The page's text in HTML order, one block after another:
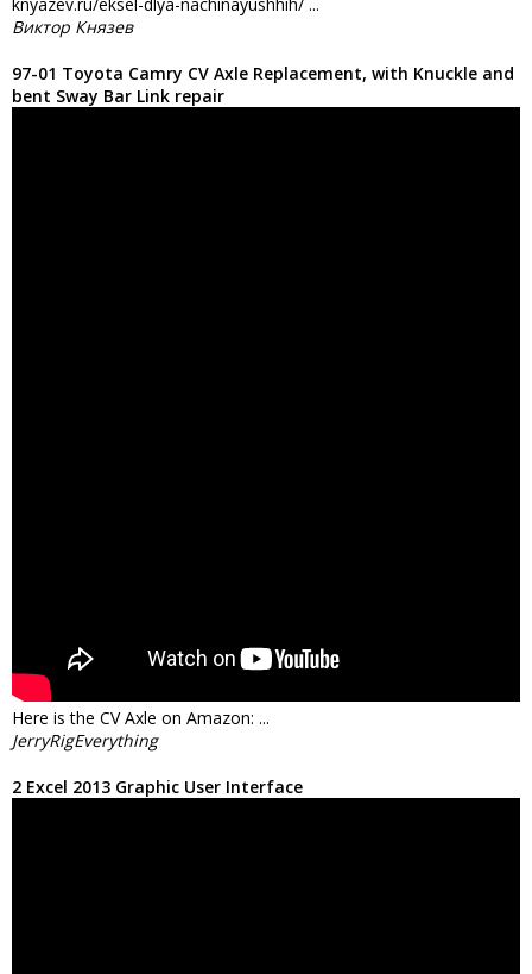
knyazev.ru/eksel-dlya-nachinayushhih/ ...
Виктор Князев
97-01 Toyota Camry CV Axle Replacement, with Knuckle and
bent Sway Bar Link repair
Here is the CV Axle on Amazon: ...
JerryRigEverything
2 Excel 2013 Graphic User Interface